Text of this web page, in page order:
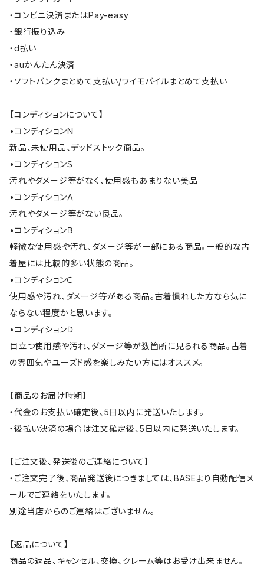
・コンビニ決済またはPay-easy
・銀行振り込み
・d払い
・auかんたん決済
・ソフトバンクまとめて支払い/ワイモバイルまとめて支払い
【コンディションについて】
•コンディションＮ
新品、未使用品、デッドストック商品。
•コンディションＳ
汚れやダメージ等がなく、使用感もあまりない美品
•コンディションＡ
汚れやダメージ等がない良品。
•コンディションＢ
軽微な使用感や汚れ、ダメージ等が一部にある商品。一般的な古
着屋には比較的多い状態の商品。
•コンディションＣ
使用感や汚れ、ダメージ等がある商品。古着慣れした方なら気に
ならない程度かと思います。
•コンディションＤ
目立つ使用感や汚れ、ダメージ等が数箇所に見られる商品。古着
の雰囲気やユーズド感を楽しみたい方にはオススメ。
【商品のお届け時期】
・代金のお支払い確定後、5日以内に発送いたします。
・後払い決済の場合は注文確定後、5日以内に発送いたします。
【ご注文後、発送後のご連絡について】
・ご注文完了後、商品発送後につきましては、BASEより自動配信メ
ールでご連絡をいたします。
別途当店からのご連絡はございません。
【返品について】
商品の返品、キャンセル、交換、クレーム等はお受け出来ません。